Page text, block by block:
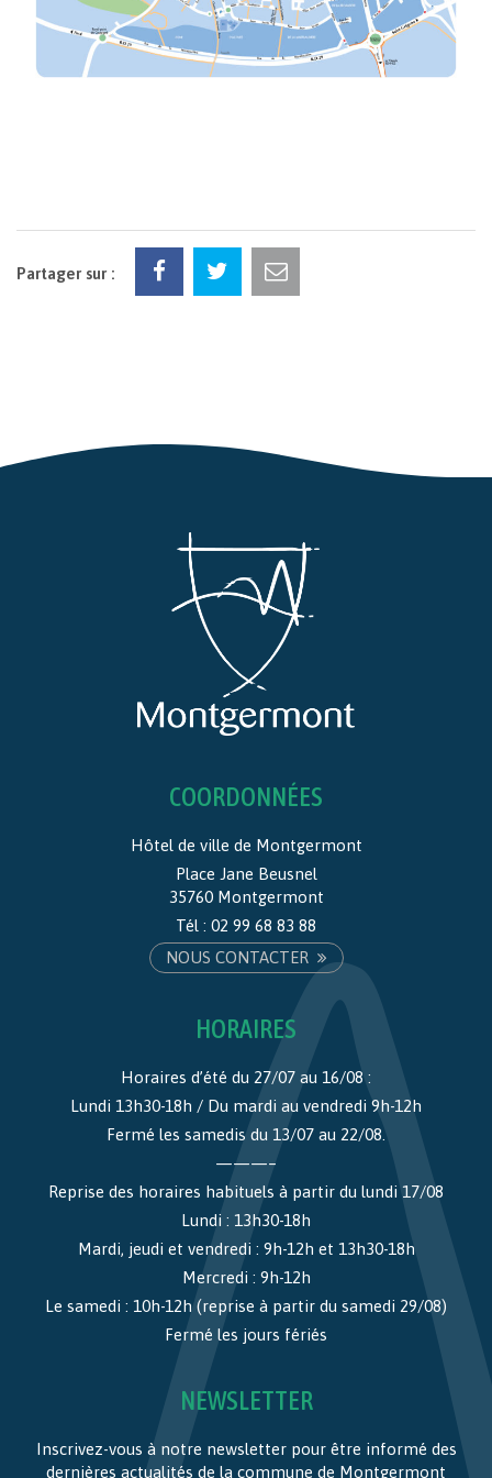
Partager sur :
COORDONNÉES
Hôtel de ville de Montgermont
Place Jane Beusnel
35760 Montgermont
Tél : 02 99 68 83 88
NOUS CONTACTER
HORAIRES
Horaires d’été du 27/07 au 16/08 :
Lundi 13h30-18h / Du mardi au vendredi 9h-12h
Fermé les samedis du 13/07 au 22/08.
———–
Reprise des horaires habituels à partir du lundi 17/08
Lundi : 13h30-18h
Mardi, jeudi et vendredi : 9h-12h et 13h30-18h
Mercredi : 9h-12h
Le samedi : 10h-12h (reprise à partir du samedi 29/08)
Fermé les jours fériés
NEWSLETTER
Inscrivez-vous à notre newsletter pour être informé des
dernières actualités de la commune de Montgermont